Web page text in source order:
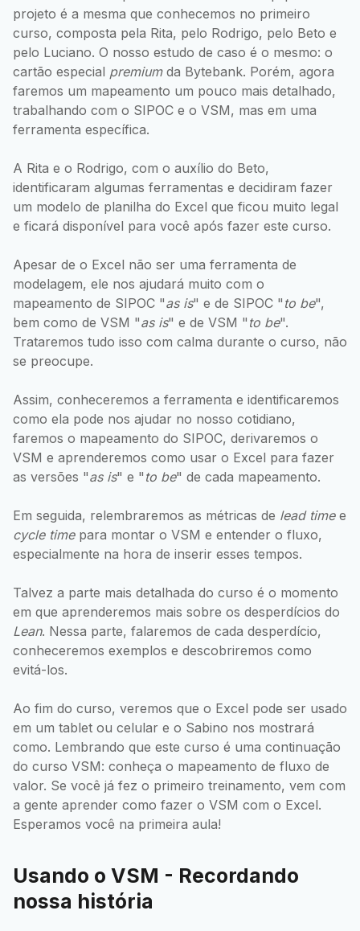
projeto é a mesma que conhecemos no primeiro
curso, composta pela Rita, pelo Rodrigo, pelo Beto e
pelo Luciano. O nosso estudo de caso é o mesmo: o
cartão especial premiumda Bytebank. Porém, agora
faremos um mapeamento um pouco mais detalhado,
trabalhando com o SIPOC e o VSM, mas em uma
ferramenta específica.
A Rita e o Rodrigo, com o auxílio do Beto,
identificaram algumas ferramentas e decidiram fazer
um modelo de planilha do Excel que ficou muito legal
e ficará disponível para você após fazer este curso.
Apesar de o Excel não ser uma ferramenta de
modelagem, ele nos ajudará muito com o
mapeamento de SIPOC "as is" e de SIPOC " to be",
bem como de VSM "as is" e de VSM " to be".
Trataremos tudo isso com calma durante o curso, não
se preocupe.
Assim, conheceremos a ferramenta e identificaremos
como ela pode nos ajudar no nosso cotidiano,
faremos o mapeamento do SIPOC, derivaremos o
VSM e aprenderemos como usar o Excel para fazer
as versões "as is" e " to be" de cada mapeamento.
Em seguida, relembraremos as métricas de lead timee
cycle timepara montar o VSM e entender o fluxo,
especialmente na hora de inserir esses tempos.
Talvez a parte mais detalhada do curso é o momento
em que aprenderemos mais sobre os desperdícios do
Lean. Nessa parte, falaremos de cada desperdício,
conheceremos exemplos e descobriremos como
evitá-los.
Ao fim do curso, veremos que o Excel pode ser usado
em um tablet ou celular e o Sabino nos mostrará
como. Lembrando que este curso é uma continuação
do curso VSM: conheça o mapeamento de fluxo de
valor. Se você já fez o primeiro treinamento, vem com
a gente aprender como fazer o VSM com o Excel.
Esperamos você na primeira aula!
Usando o VSM - Recordando
nossa história